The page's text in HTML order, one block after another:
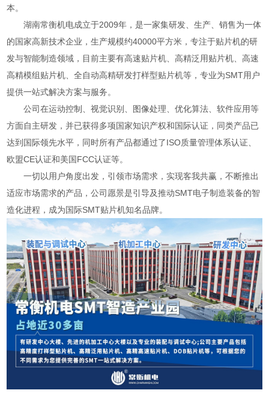
本。
湖南常衡机电成立于2009年，是一家集研发、生产、销售为一体
的国家高新技术企业，生产规模约40000平方米，专注于贴片机的研
发与智能制造领域，目前主要有高速贴片机、高精泛用贴片机、高速
高精模组贴片机、全自动高精研发打样型贴片机等，专业为SMT用户
提供一站式解决方案与服务。
公司在运动控制、视觉识别、图像处理、优化算法、软件应用等
方面自主研发，并已获得多项国家知识产权和国际认证，同类产品已
达到国际领先水平，同时所有产品都通过了ISO质量管理体系认证、
欧盟CE认证和美国FCC认证等。
一切以用户角度出发，引领市场需求，实现客我共赢，不断推出
适应市场需求的产品，公司愿景是引导及推动SMT电子制造装备的智
造化进程，成为国际SMT贴片机知名品牌。